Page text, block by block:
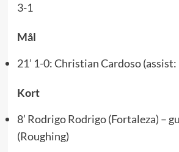
3-1
Mål
21’ 1-0: Christian Cardoso
Kort
8’ Rodrigo Rodrigo (Fortaleza) –
(Roughing)